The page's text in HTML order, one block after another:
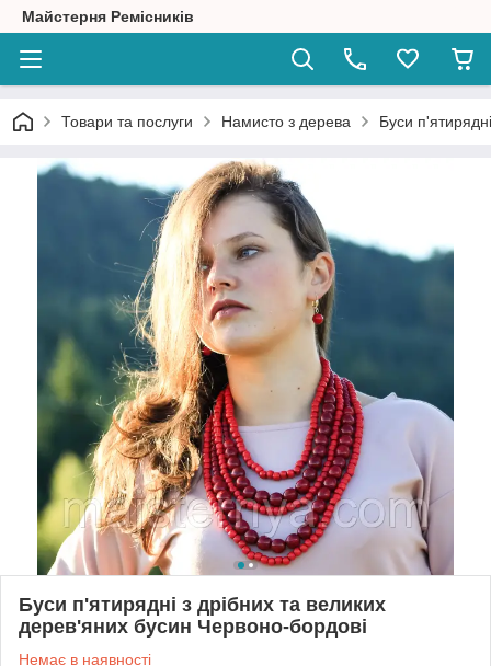
Майстерня Ремісників
Товари та послуги Намисто з дерева Буси п'ятирядні
Буси п'ятирядні з дрібних та великих
дерев'яних бусин Червоно-бордові
Немає в наявності